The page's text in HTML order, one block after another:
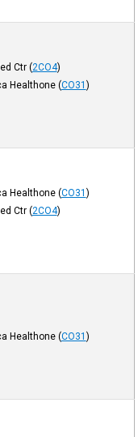
Ctr (2CO4)
Healthone (CO31 )
Healthone (CO31 )
Ctr (2CO4)
Healthone (CO31 )